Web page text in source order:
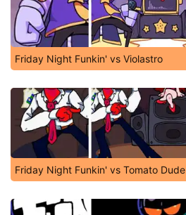
Friday Night Funkin' vs Violastro
Friday Night Funkin' vs Tomato Dude